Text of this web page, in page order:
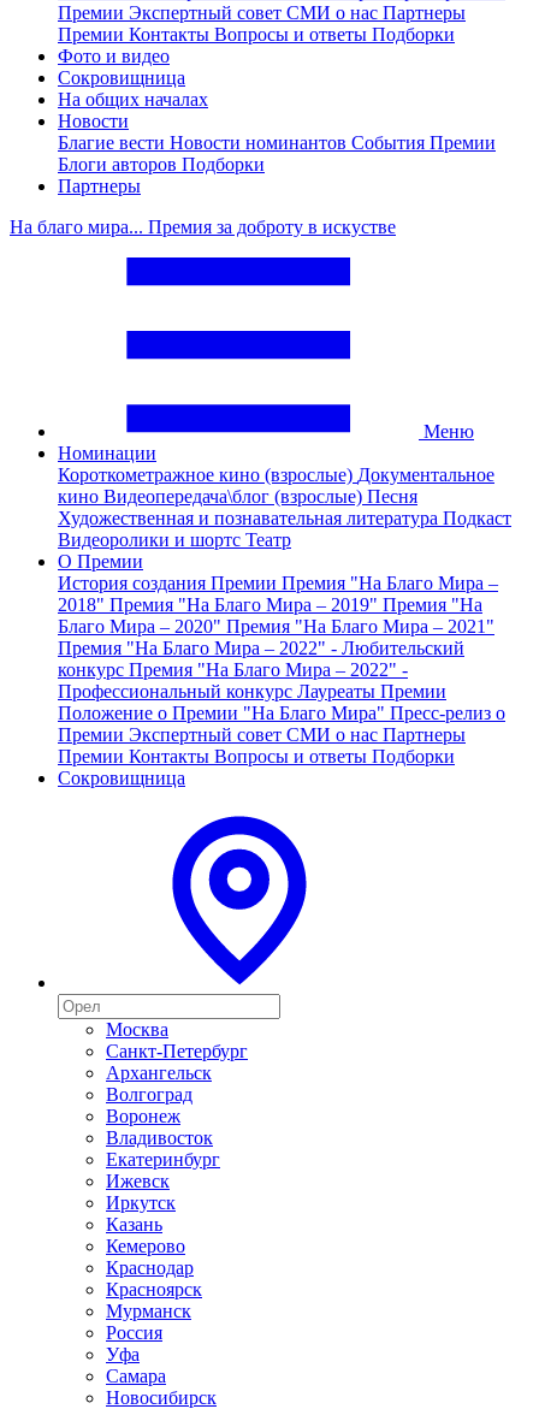
Премии Экспертный совет СМИ о нас Партнеры
Премии Контакты Вопросы и ответы Подборки
Фото и видео
Сокровищница
На общих началах
Новости
Благие вести Новости номинантов События Премии
Блоги авторов Подборки
Партнеры
На благо мира... Премия за доброту в искустве
Меню
Номинации
Короткометражное кино (взрослые) Документальное
кино Видеопередача\блог (взрослые) Песня
Художественная и познавательная литература Подкаст
Видеоролики и шортс Театр
О Премии
История создания Премии Премия "На Благо Мира –
2018" Премия "На Благо Мира – 2019" Премия "На
Благо Мира – 2020" Премия "На Благо Мира – 2021"
Премия "На Благо Мира – 2022" - Любительский
конкурс Премия "На Благо Мира – 2022" -
Профессиональный конкурс Лауреаты Премии
Положение о Премии "На Благо Мира" Пресс-релиз о
Премии Экспертный совет СМИ о нас Партнеры
Премии Контакты Вопросы и ответы Подборки
Сокровищница
Москва
Санкт-Петербург
Архангельск
Волгоград
Воронеж
Владивосток
Екатеринбург
Ижевск
Иркутск
Казань
Кемерово
Краснодар
Красноярск
Мурманск
Россия
Уфа
Самара
Новосибирск